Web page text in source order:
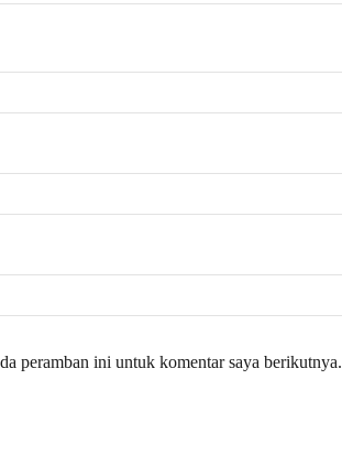
peramban ini untuk komentar saya berikutnya.